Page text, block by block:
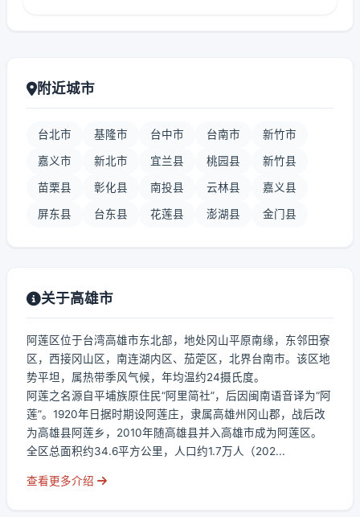
附近城市
台北市 基隆市 台中市 台南市 新竹市
嘉义市 新北市 宜兰县 桃园县 新竹县
苗栗县 彰化县 南投县 云林县 嘉义县
屏东县 台东县 花莲县 澎湖县 金门县
关于高雄市
阿莲区位于台湾高雄市东北部，地处冈山平原南缘，东邻田寮
区，西接冈山区，南连湖内区、茄萣区，北界台南市。该区地
势平坦，属热带季风气候，年均温约24摄氏度。
阿莲之名源自平埔族原住民“阿里简社”，后因闽南语音译为“阿
莲”。1920年日据时期设阿莲庄，隶属高雄州冈山郡，战后改
为高雄县阿莲乡，2010年随高雄县并入高雄市成为阿莲区。
全区总面积约34.6平方公里，人口约1.7万人（202...
查看更多介绍